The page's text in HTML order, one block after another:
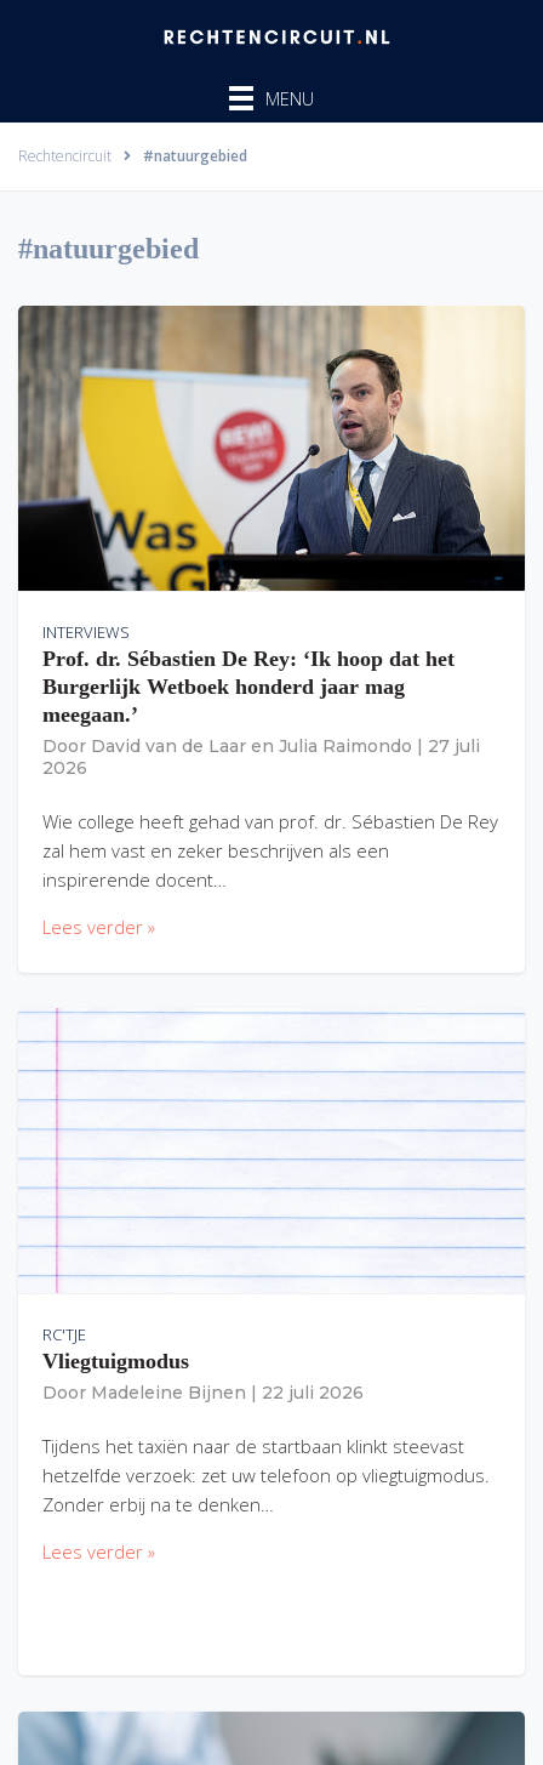
MENU
Rechtencircuit #natuurgebied
#natuurgebied
INTERVIEWS
Prof. dr. Sébastien De Rey: ‘Ik hoop dat het
Burgerlijk Wetboek honderd jaar mag
meegaan.’
Door David van de Laar en Julia Raimondo
27 juli
2026
Wie college heeft gehad van prof. dr. Sébastien De Rey
zal hem vast en zeker beschrijven als een
inspirerende docent…
Lees verder »
RC'TJE
Vliegtuigmodus
Door Madeleine Bijnen 22 juli 2026
Tijdens het taxiën naar de startbaan klinkt steevast
hetzelfde verzoek: zet uw telefoon op vliegtuigmodus.
Zonder erbij na te denken…
Lees verder »